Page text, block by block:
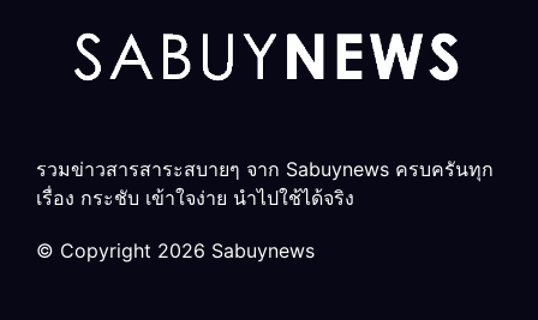
รวมข่าวสารสาระสบายๆ จาก Sabuynews ครบครันทุก
เรื่อง กระชับ เข้าใจง่าย นำไปใช้ได้จริง
© Copyright 2026 Sabuynews